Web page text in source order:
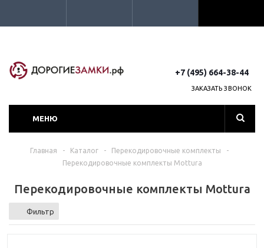
+7 (495) 664-38-44
ЗАКАЗАТЬ ЗВОНОК
МЕНЮ
Главная - Каталог - Перекодировочные комплекты
-
Перекодировочные комплекты Mottura
Перекодировочные комплекты Mottura
Фильтр